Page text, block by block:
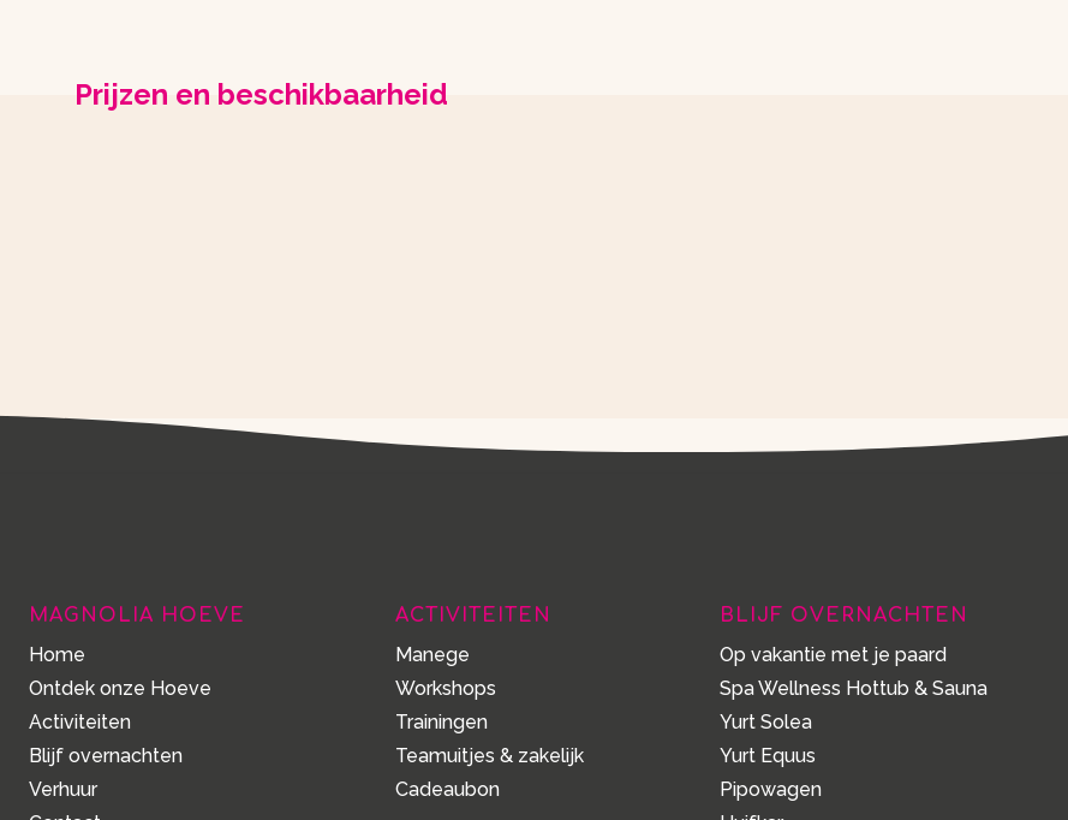
Prijzen en beschikbaarheid
MAGNOLIA HOEVE
Home
Ontdek onze Hoeve
Activiteiten
Blijf overnachten
Verhuur
ACTIVITEITEN
Manege
Workshops
Trainingen
Teamuitjes & zakelijk
Cadeaubon
BLIJF OVERNACHTEN
Op vakantie met je paard
Spa Wellness Hottub & Sauna
Yurt Solea
Yurt Equus
Pipowagen